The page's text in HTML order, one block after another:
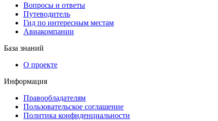
Вопросы и ответы
Путеводитель
Гид по интересным местам
Авиакомпании
База знаний
О проекте
Информация
Правообладателям
Пользовательское соглашение
Политика конфиденциальности